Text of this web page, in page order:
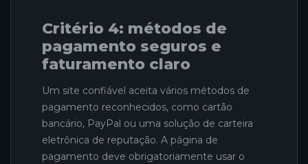
Critério 4: métodos de
pagamento seguros e
faturamento claro
Um site confiável aceita vários métodos de
pagamento reconhecidos, como cartão
bancário, PayPal ou uma solução de carteira
eletrônica de reputação. A página de
pagamento deve obrigatoriamente usar o